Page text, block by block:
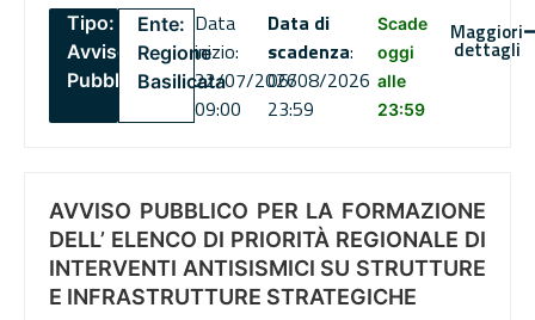
Tipo:
Avviso
Pubblico
Ente:
Regione
Basilicata
Data
inizio:
22/07/2026
09:00
Data di
scadenza:
06/08/2026
23:59
Scade
oggi
alle
23:59
Maggiori
dettagli
AVVISO PUBBLICO PER LA FORMAZIONE
DELL’ ELENCO DI PRIORITÀ REGIONALE DI
INTERVENTI ANTISISMICI SU STRUTTURE
E INFRASTRUTTURE STRATEGICHE